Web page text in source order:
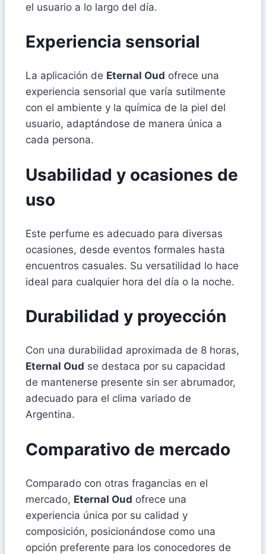
el usuario a lo largo del día.
Experiencia sensorial
La aplicación de Eternal Oud ofrece una
experiencia sensorial que varía sutilmente
con el ambiente y la química de la piel del
usuario, adaptándose de manera única a
cada persona.
Usabilidad y ocasiones de
uso
Este perfume es adecuado para diversas
ocasiones, desde eventos formales hasta
encuentros casuales. Su versatilidad lo hace
ideal para cualquier hora del día o la noche.
Durabilidad y proyección
Con una durabilidad aproximada de 8 horas,
Eternal Oud se destaca por su capacidad
de mantenerse presente sin ser abrumador,
adecuado para el clima variado de
Argentina.
Comparativo de mercado
Comparado con otras fragancias en el
mercado, Eternal Oud ofrece una
experiencia única por su calidad y
composición, posicionándose como una
opción preferente para los conocedores de